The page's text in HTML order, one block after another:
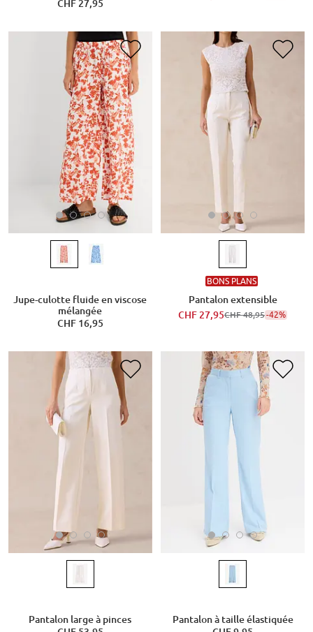
CHF 27,95
Jupe-culotte fluide en viscose
mélangée
CHF 16,95
BONS PLANS
Pantalon extensible
CHF 27,95CHF 48,95-42%
Pantalon large à pinces
Pantalon à taille élastiquée